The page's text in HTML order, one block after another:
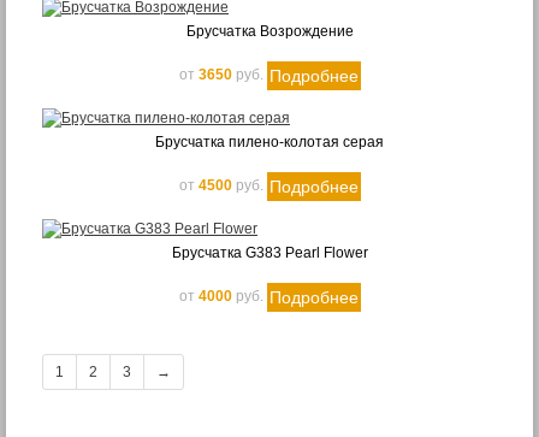
Брусчатка Возрождение
от 3650руб. Подробнее
Брусчатка пилено-колотая серая
от 4500руб. Подробнее
Брусчатка G383 Pearl Flower
от 4000руб. Подробнее
1 2 3 →